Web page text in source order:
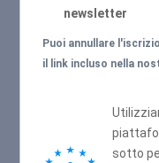
newsletter
Puoi annullare
il link incluso nella
sotto